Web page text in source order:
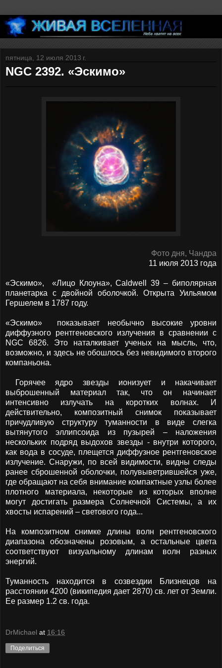
пятница, 12 июля 2013 г.
NGC 2392. «Эскимо»
Фото дня, Чандра
11 июля 2013 года
«Эскимо», «Лицо Клоуна»,Caldwell
39 – биполярная
планетарка с двойной оболочкой. Открыта Уильямом
Гершелем в 1787 году.
«Эскимо»
показывает необычно высокие уровни
диффузного рентгеновского излучения в сравнении с
NGC 6826. Это наталкивает ученых на мысль, что,
возможно, и здесь не обошлось без невидимого второго
компаньона.
Горячее ядро звезды ионизует и накачивает
выброшенный материал так, что он начинает
интенсивно излучать на коротких волнах. И
действительно, композитный снимок показывает
причудливую структуру туманности в виде слегка
вытянутого эллипсоида из пузырей – наложения
нескольких подряд выдохов звезды - внутри которого,
как вода в сосуде, плещется диффузное рентгеновское
излучение. Снаружи, по всей видимости, видны следы
ранее сброшенной оболочки, полувыветрившейся уже,
где обращают на себя внимание компактные узлы более
плотного материала, некоторые из которых вполне
могут достигать размера Солнечной Системы, а их
хвосты испарений – светового года...
На композитном снимке длины волн рентгеновского
диапазона обозначены розовым, а остальные цвета
соответствуют визуальному длинам волн разных
энергий.
Туманность находится в созвездии Близнецов на
расстоянии 4200 (википедия дает 2870) св. лет от Земли.
Ее размер 1.2 св. года.
DrMichael at 16:16
Поделиться